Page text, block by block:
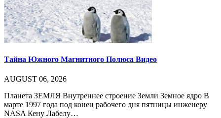
Тайна Южного Магнитного Полюса Видео
AUGUST 06, 2026
Планета ЗЕМЛЯ Внутреннее строение Земли Земное ядро В
марте 1997 года под конец рабочего дня пятницы инженеру
NASA Кену Лабелу…